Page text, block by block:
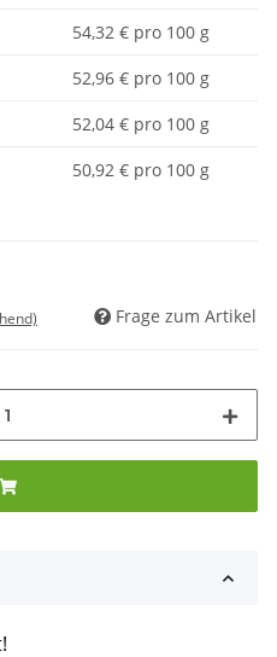
54,32 € pro 100 g
52,96 € pro 100 g
52,04 € pro 100 g
50,92 € pro 100 g
Frage zum Artikel